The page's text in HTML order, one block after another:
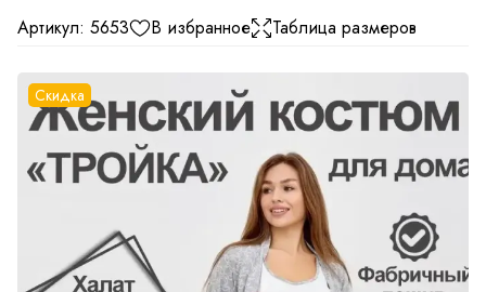
Артикул: 5653 В избранное Таблица размеров
Скидка